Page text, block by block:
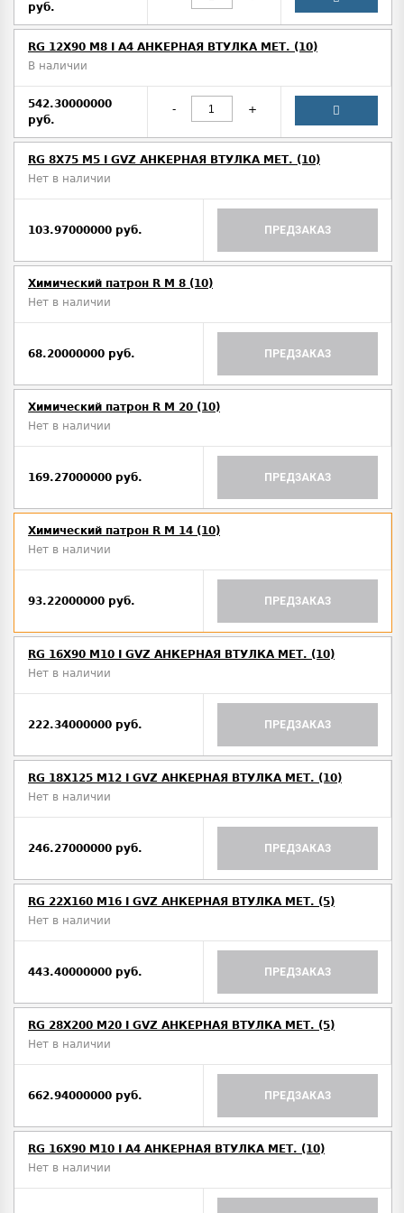
руб.
RG 12X90 M8 I A4 АНКЕРНАЯ ВТУЛКА МЕТ. (10)
В наличии
542.30000000
руб.
- +
RG 8X75 M5 I GVZ АНКЕРНАЯ ВТУЛКА МЕТ. (10)
Нет в наличии
103.97000000 руб. ПРЕДЗАКАЗ
Химический патрон R M 8 (10)
Нет в наличии
68.20000000 руб. ПРЕДЗАКАЗ
Химический патрон R M 20 (10)
Нет в наличии
169.27000000 руб. ПРЕДЗАКАЗ
Химический патрон R M 14 (10)
Нет в наличии
93.22000000 руб. ПРЕДЗАКАЗ
RG 16X90 M10 I GVZ АНКЕРНАЯ ВТУЛКА МЕТ. (10)
Нет в наличии
222.34000000 руб. ПРЕДЗАКАЗ
RG 18X125 M12 I GVZ АНКЕРНАЯ ВТУЛКА МЕТ. (10)
Нет в наличии
246.27000000 руб. ПРЕДЗАКАЗ
RG 22X160 M16 I GVZ АНКЕРНАЯ ВТУЛКА МЕТ. (5)
Нет в наличии
443.40000000 руб. ПРЕДЗАКАЗ
RG 28X200 M20 I GVZ АНКЕРНАЯ ВТУЛКА МЕТ. (5)
Нет в наличии
662.94000000 руб. ПРЕДЗАКАЗ
RG 16X90 M10 I A4 АНКЕРНАЯ ВТУЛКА МЕТ. (10)
Нет в наличии